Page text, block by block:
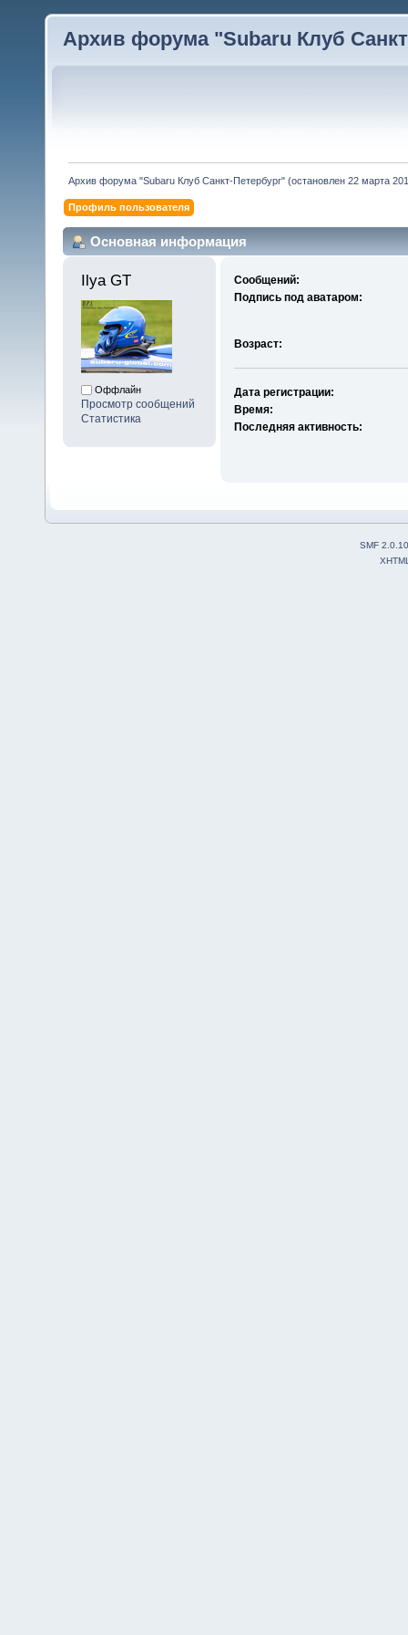
Архив форума "Subaru Клуб
Архив форума "Subaru Клуб Санкт-Петербург" (остановлен 22 марта
Профиль пользователя
Основная информация
Ilya GT
Оффлайн
Просмотр сообщений
Статистика
Сообщений:
Подпись под аватаром:
Возраст:
Дата регистрации:
Время:
Последняя активность:
SMF 2.0.10